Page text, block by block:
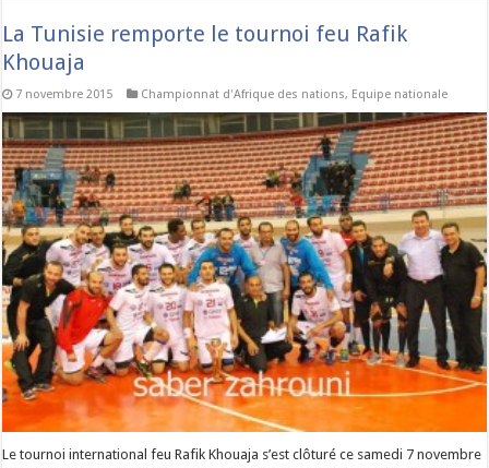
La Tunisie remporte le tournoi feu Rafik
Khouaja
7 novembre 2015 Championnat d'Afrique des nations, Equipe nationale
Le tournoi international feu Rafik Khouaja s’est clôturé ce samedi 7 novembre